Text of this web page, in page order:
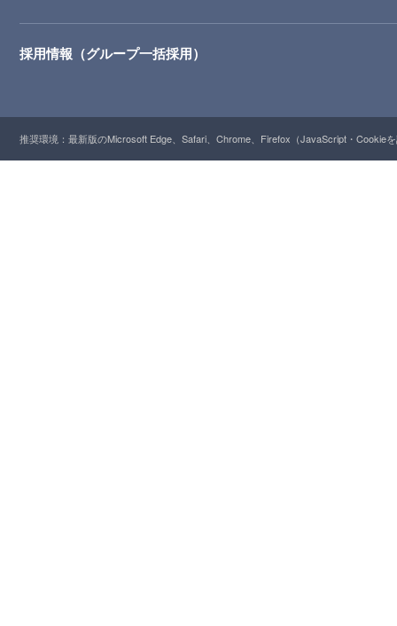
採用情報（グループ一括採用）
推奨環境：最新版のMicrosoft Edge、Safari、Chrome、Firefox（JavaScript・Cookie